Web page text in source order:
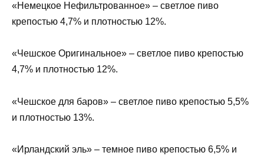
«Немецкое Нефильтрованное» – светлое пиво
крепостью 4,7% и плотностью 12%.
«Чешское Оригинальное» – светлое пиво крепостью
4,7% и плотностью 12%.
«Чешское для баров» – светлое пиво крепостью 5,5%
и плотностью 13%.
«Ирландский эль» – темное пиво крепостью 6,5% и